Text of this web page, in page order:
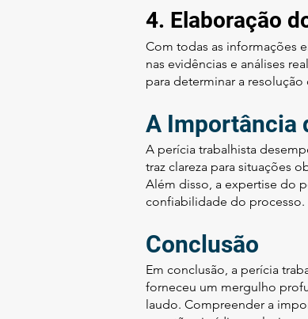
4. Elaboração
Com todas as informações
nas evidências e análises
para determinar a resolução
A Importância
A perícia trabalhista
traz clareza para situações
Além disso, a expertise do
confiabilidade do processo.
Conclusão
Em conclusão, a perícia
forneceu um mergulho
laudo. Compreender a